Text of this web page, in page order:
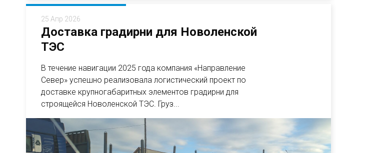
25 Апр 2026
Доставка градирни для Новоленской
ТЭС
В течение навигации 2025 года компания «Направление
Север» успешно реализовала логистический проект по
доставке крупногабаритных элементов градирни для
строящейся Новоленской ТЭС. Груз...